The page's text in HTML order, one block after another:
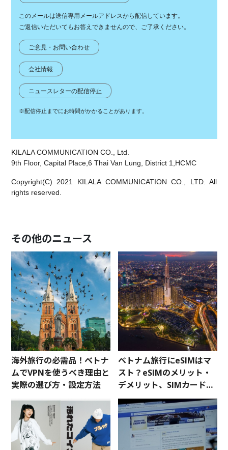
このメールは送信専用メールアドレスから配信しています。
ご返信いただいてもお答えできませんので、ご了承ください。
ご意見・お問い合わせ
会社情報
ニュースレターの配信停止
※配信停止までにお時間がかかることがあります。
KILALA COMMUNICATION CO., Ltd.
9th Floor, Capital Place,6 Thai Van Lung, District 1,HCMC
Copyright(C) 2021 KILALA COMMUNICATION CO., LTD. All
rights reserved.
その他のニュース
海外旅行の必需品！ベトナ
ムでVPNを使うべき理由と
実際の選び方・設定方法
ベトナム旅行にeSIMはマ
スト？eSIMのメリット・
デメリット、SIMカードと
の違いからおすすめの
eSIMまで紹介